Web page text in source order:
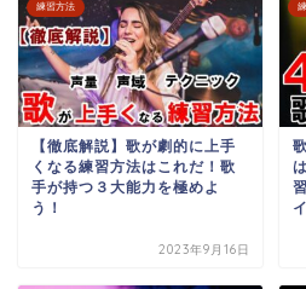
練習方法
【徹底解説】歌が劇的に上手
くなる練習方法はこれだ！歌
手が持つ３大能力を極めよ
う！
2023年9月16日